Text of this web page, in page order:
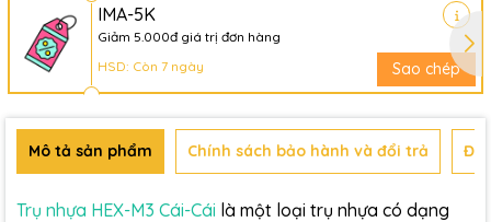
IMA-5K
Giảm 5.000đ giá trị đơn hàng
HSD: Còn 7 ngày
Sao chép
Mô tả sản phẩm Chính sách bảo hành và đổi trả
Trụ nhựa HEX-M3 Cái-Cái là một loại trụ nhựa có dạng